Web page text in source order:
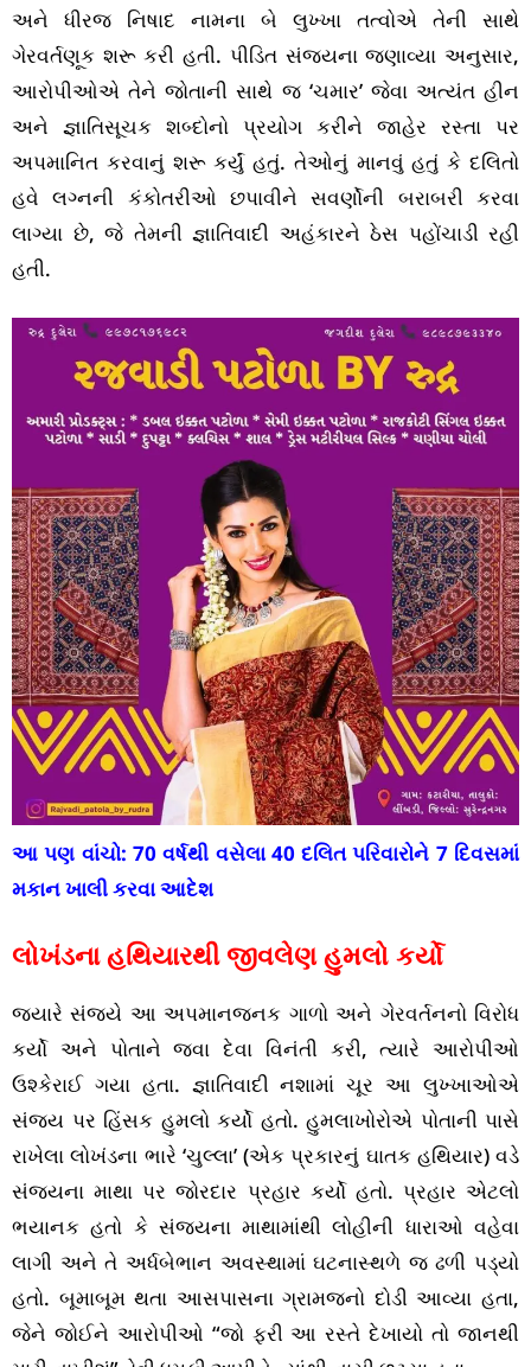
અને ધીરજ નિષાદ નામના બે લુખ્ખા તત્વોએ તેની સાથે
ગેરવર્તણૂક શરૂ કરી હતી. પીડિત સંજયના જણાવ્યા અનુસાર,
આરોપીઓએ તેને જોતાની સાથે જ ‘ચમાર’ જેવા અત્યંત હીન
અને જ્ઞાતિસૂચક શબ્દોનો પ્રયોગ કરીને જાહેર રસ્તા પર
અપમાનિત કરવાનું શરૂ કર્યું હતું. તેઓનું માનવું હતું કે દલિતો
હવે લગ્નની કંકોતરીઓ છપાવીને સવર્ણોની બરાબરી કરવા
લાગ્યા છે, જે તેમની જ્ઞાતિવાદી અહંકારને ઠેસ પહોંચાડી રહી
હતી.
આ પણ વાંચો: 70 વર્ષથી વસેલા 40 દલિત પરિવારોને 7 દિવસમાં
મકાન ખાલી કરવા આદેશ
લોખંડના હથિયારથી જીવલેણ હુમલો કર્યો
જ્યારે સંજયે આ અપમાનજનક ગાળો અને ગેરવર્તનનો વિરોધ
કર્યો અને પોતાને જવા દેવા વિનંતી કરી, ત્યારે આરોપીઓ
ઉશ્કેરાઈ ગયા હતા. જ્ઞાતિવાદી નશામાં ચૂર આ લુખ્ખાઓએ
સંજય પર હિંસક હુમલો કર્યો હતો. હુમલાખોરોએ પોતાની પાસે
રાખેલા લોખંડના ભારે ‘ચુલ્લા’ (એક પ્રકારનું ઘાતક હથિયાર) વડે
સંજયના માથા પર જોરદાર પ્રહાર કર્યો હતો. પ્રહાર એટલો
ભયાનક હતો કે સંજયના માથામાંથી લોહીની ધારાઓ વહેવા
લાગી અને તે અર્ધબેભાન અવસ્થામાં ઘટનાસ્થળે જ ઢળી પડ્યો
હતો. બૂમાબૂમ થતા આસપાસના ગ્રામજનો દોડી આવ્યા હતા,
જેને જોઈને આરોપીઓ “જો ફરી આ રસ્તે દેખાયો તો જાનથી